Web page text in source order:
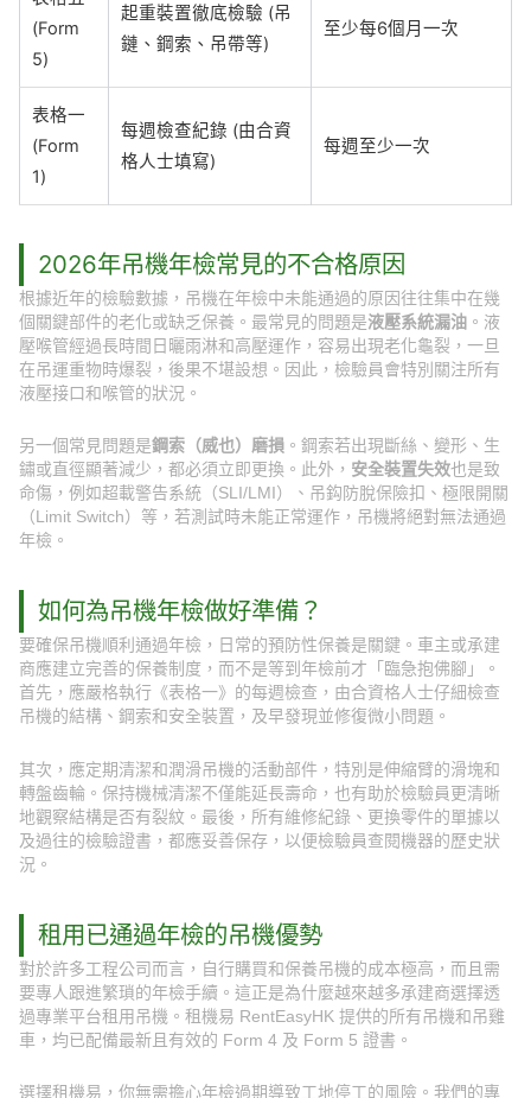
(Form
5)
起重裝置徹底檢驗 (吊
鏈、鋼索、吊帶等)
至少每6個月一次
表格一
(Form
1)
每週檢查紀錄 (由合資
格人士填寫)
每週至少一次
2026年吊機年檢常見的不合格原因
根據近年的檢驗數據，吊機在年檢中未能通過的原因往往集中在幾
個關鍵部件的老化或缺乏保養。最常見的問題是液壓系統漏油 。液
壓喉管經過長時間日曬雨淋和高壓運作，容易出現老化龜裂，一旦
在吊運重物時爆裂，後果不堪設想。因此，檢驗員會特別關注所有
液壓接口和喉管的狀況。
另一個常見問題是鋼索（威也）磨損 。鋼索若出現斷絲、變形、生
鏽或直徑顯著減少，都必須立即更換。此外， 安全裝置失效也是致
命傷，例如超載警告系統（SLI/LMI）、吊鈎防脫保險扣、極限開關
（Limit Switch）等，若測試時未能正常運作，吊機將絕對無法通過
年檢。
如何為吊機年檢做好準備？
要確保吊機順利通過年檢，日常的預防性保養是關鍵。車主或承建
商應建立完善的保養制度，而不是等到年檢前才「臨急抱佛腳」。
首先，應嚴格執行《表格一》的每週檢查，由合資格人士仔細檢查
吊機的結構、鋼索和安全裝置，及早發現並修復微小問題。
其次，應定期清潔和潤滑吊機的活動部件，特別是伸縮臂的滑塊和
轉盤齒輪。保持機械清潔不僅能延長壽命，也有助於檢驗員更清晰
地觀察結構是否有裂紋。最後，所有維修紀錄、更換零件的單據以
及過往的檢驗證書，都應妥善保存，以便檢驗員查閱機器的歷史狀
況。
租用已通過年檢的吊機優勢
對於許多工程公司而言，自行購買和保養吊機的成本極高，而且需
要專人跟進繁瑣的年檢手續。這正是為什麼越來越多承建商選擇透
過專業平台租用吊機。租機易 RentEasyHK 提供的所有吊機和吊雞
車，均已配備最新且有效的 Form 4 及 Form 5 證書。
選擇租機易，你無需擔心年檢過期導致工地停工的風險。我們的專